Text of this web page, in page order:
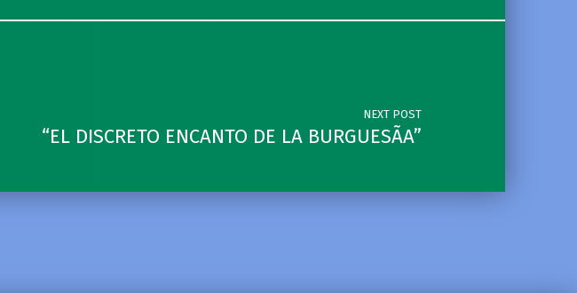
NEXT POST
“EL DISCRETO ENCANTO DE LA BURGUESÃA”